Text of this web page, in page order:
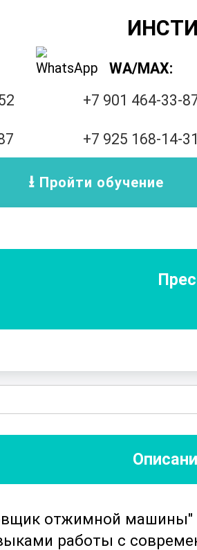
WA/MAX:
+7 901 464-33-
+7 925 168-14-31
Пройти обучение
отжимной машины"
работы с